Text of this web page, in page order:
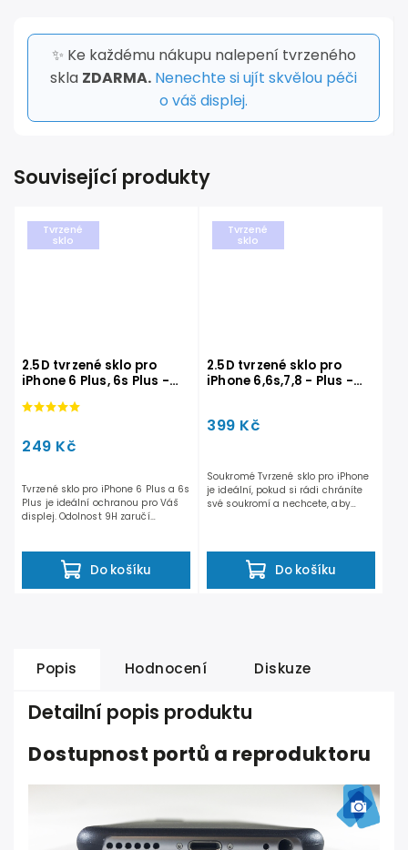
✨ Ke každému nákupu nalepení tvrzeného
skla ZDARMA. Nenechte si ujít skvělou péči
o váš displej.
Související produkty
Tvrzené
sklo
2.5D tvrzené sklo pro
iPhone 6 Plus, 6s Plus -
249 Kč
Do košíku
Tvrzené sklo pro iPhone 6 Plus a 6s
Plus je ideální ochranou pro Váš
displej. Odolnost 9H zaručí
Tvrzené
sklo
2.5D tvrzené sklo pro
iPhone 6,6s,7,8 - Plus -
399 Kč
Do košíku
Soukromé Tvrzené sklo pro iPhone
je ideální, pokud si rádi chráníte
své soukromí a nechcete, aby
Popis Hodnocení Diskuze
Detailní popis produktu
Dostupnost portů a reproduktoru